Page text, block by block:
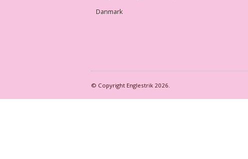
Danmark
© Copyright Englestrik 2026.